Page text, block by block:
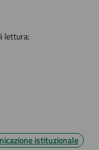
lettura:
istituzionale